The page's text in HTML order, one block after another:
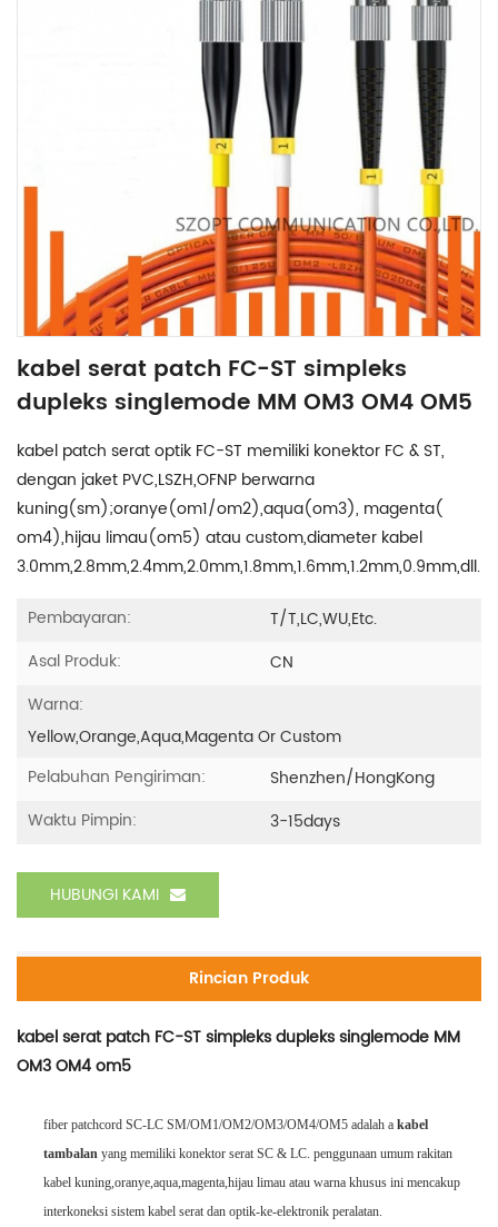
kabel serat patch FC-ST simpleks
dupleks singlemode MM OM3 OM4 OM5
kabel patch serat optik FC-ST memiliki konektor FC & ST,
dengan jaket PVC,LSZH,OFNP berwarna
kuning(sm);oranye(om1/om2),aqua(om3), magenta(
om4),hijau limau(om5) atau custom,diameter kabel
3.0mm,2.8mm,2.4mm,2.0mm,1.8mm,1.6mm,1.2mm,0.9mm,dll.
Pembayaran:
T/T,LC,WU,etc.
Asal Produk:
CN
Warna:
Yellow,orange,aqua,magenta Or Custom
Pelabuhan Pengiriman:
Shenzhen/HongKong
Waktu Pimpin:
3-15days
HUBUNGI KAMI
Rincian Produk
kabel serat patch FC-ST simpleks dupleks singlemode MM
OM3 OM4 om5
fiber patchcord SC-LC SM/OM1/OM2/OM3/OM4/OM5 adalah a kabel
tambalan yang memiliki konektor serat SC & LC. penggunaan umum rakitan
kabel kuning,oranye,aqua,magenta,hijau limau atau warna khusus ini mencakup
interkoneksi sistem kabel serat dan optik-ke-elektronik peralatan.